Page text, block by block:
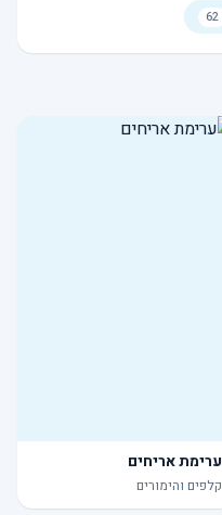
62
ערימת אריחים
קלפים והימורים